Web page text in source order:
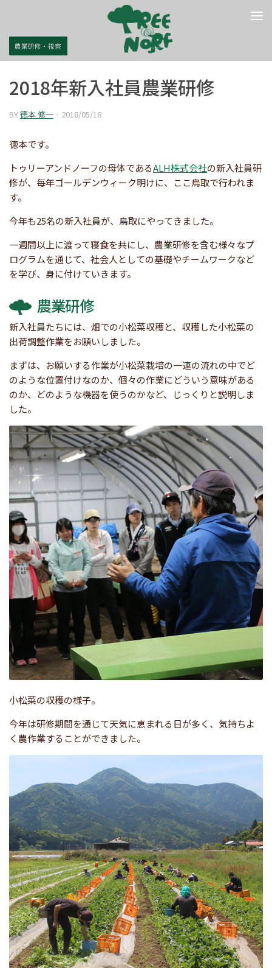
コンテンツへスキップ
農業研修・視察
2018年新入社員農業研修
BY徳本 修一 · 2018/05/18
徳本です。
トゥリーアンドノーフの母体であるALH株式会社の新入社員研
修が、毎年ゴールデンウィーク明けに、ここ鳥取で行われま
す。
今年も25名の新入社員が、鳥取にやってきました。
一週間以上に渡って寝食を共にし、農業研修を含む様々なプ
ログラムを通じて、社会人としての基礎やチームワークなど
を学び、身に付けていきます。
農業研修
新入社員たちには、畑での小松菜収穫と、収穫した小松菜の
出荷調整作業をお願いしました。
まずは、お願いする作業が小松菜栽培の一連の流れの中でど
のような位置付けなのか、個々の作業にどういう意味がある
のか、どのような機器を使うのかなど、じっくりと説明しま
した。
小松菜の収穫の様子。
今年は研修期間を通じて天気に恵まれる日が多く、気持ちよ
く農作業することができました。